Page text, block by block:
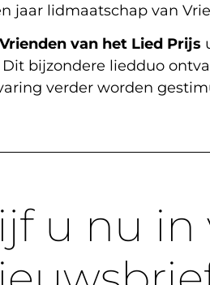
jaar lidmaatschap van
Vrienden van het Lied Prijs
Dit bijzondere liedduo
verder worden
u nu in